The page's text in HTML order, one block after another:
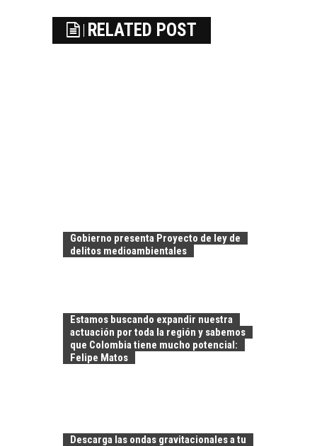
RELATED POST
Gobierno presenta Proyecto de ley de
delitos medioambientales
Estamos buscando expandir nuestra
actuación por toda la región y sabemos
que Colombia tiene mucho potencial:
Felipe Matos
Descarga las ondas gravitacionales a tu
DE LOS RECURSOS